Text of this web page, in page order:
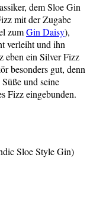
dem Sloe Gin
mit der Zugabe
zumGin Daisy),
verleiht und ihn
eben ein Silver Fizz
besonders gut, denn
und seine
Fizz eingebunden.
Sloe Style Gin)